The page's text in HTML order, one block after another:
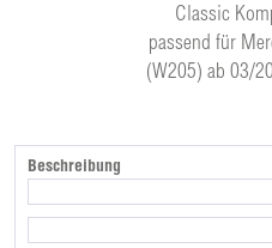
Classic
passend für
(W205) ab 03/
Beschreibung